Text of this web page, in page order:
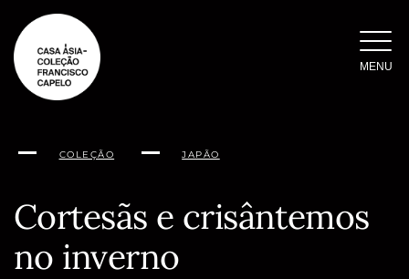
para
conteúdo
MENU
COLEÇÃO JAPÃO
Cortesãs e crisântemos
no inverno